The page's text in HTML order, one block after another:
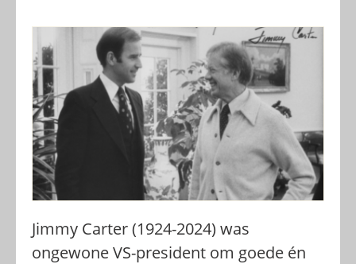
Jimmy Carter (1924-2024) was
ongewone VS-president om goede én